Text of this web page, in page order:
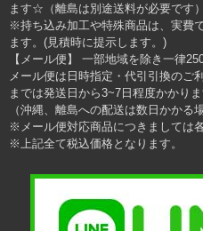
ます☆（離島は別途送料が必要です）
※持ち込み加工や特殊商品は、実費
ます。(見積時に提示します。)
【メール便】 一部地域を除き一律
メール便は日時指定・代引引換のご
までは発送日から3~7日程度かかり
（沖縄、離島への配送は数日かかる
※メール便対応商品につきましては
※上記全て税込価格となります。